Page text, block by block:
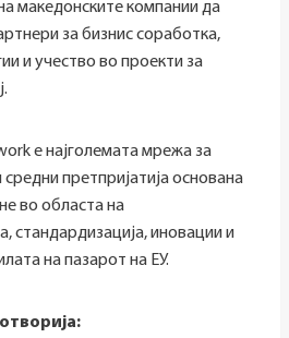
македонските компании да
за бизнис соработка,
и учество во проекти за
е најголемата мрежа за
претпријатија основана
во областа на
стандардизација, иновации и
на пазарот на ЕУ.
: